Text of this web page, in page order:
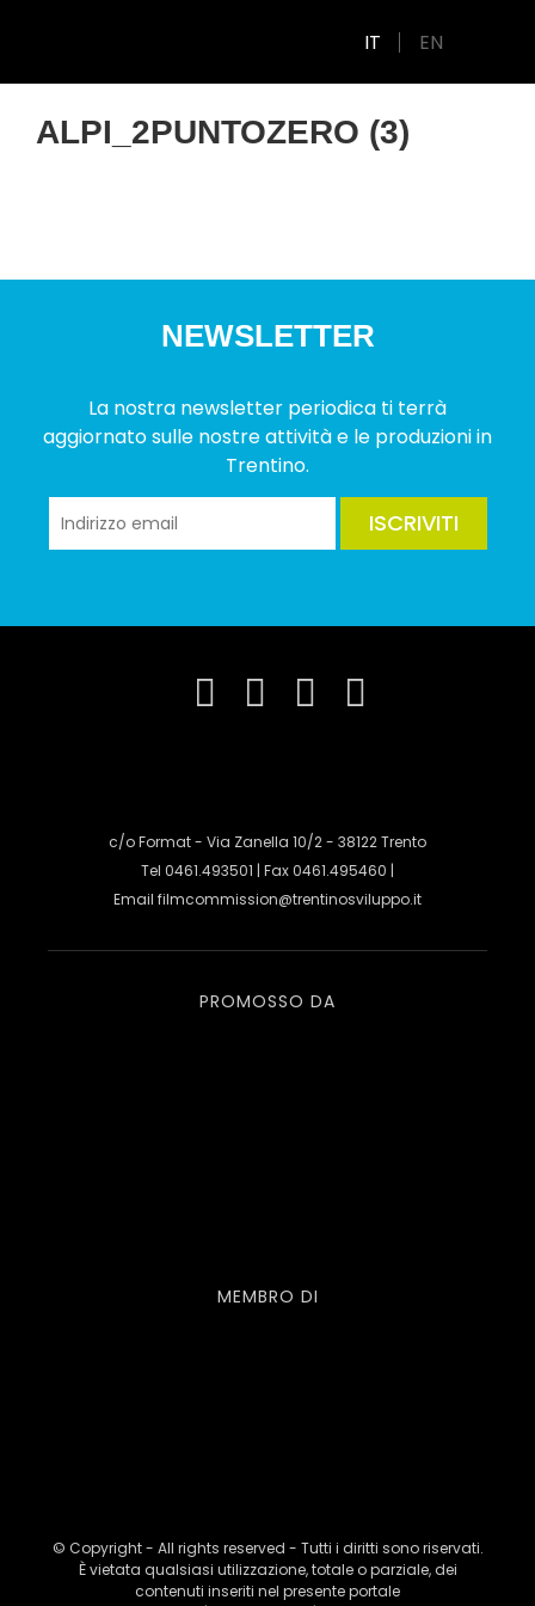
IT EN
ALPI_2PUNTOZERO (3)
NEWSLETTER
La nostra newsletter periodica ti terrà
aggiornato sulle nostre attività e le produzioni in
Trentino.
ISCRIVITI
c/o Format - Via Zanella 10/2 - 38122 Trento
Tel 0461.493501 | Fax 0461.495460 |
Email filmcommission@trentinosviluppo.it
PROMOSSO DA
MEMBRO DI
© Copyright - All rights reserved - Tutti i diritti sono riservati.
È vietata qualsiasi utilizzazione, totale o parziale, dei
contenuti inseriti nel presente portale